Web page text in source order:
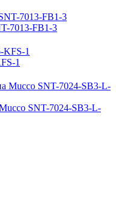
7013-FB1-3
1
SNT-7024-SB3-L-